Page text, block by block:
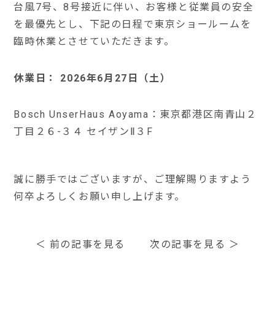
台風7号、8号接近に伴い、お客様と従業員の安全
を最優先とし、下記の日程で東京ショールームを
臨時休業とさせていただきます。
休業日： 2026年6月27日（土）
Bosch UnserHaus Aoyama：東京都港区南青山２
丁目２６-３４ セイザンⅡ３F
誠に勝手ではございますが、ご理解賜りますよう
何卒よろしくお願い申し上げます。
＜ 前の記事を見る 次の記事を見る ＞